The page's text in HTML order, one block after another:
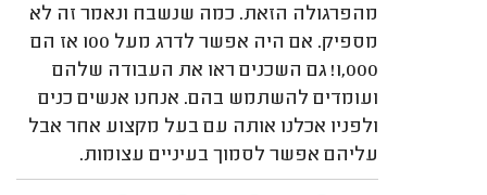
מהפרגולה הזאת. כמה שנשבח ונאמר זה לא
מספיק. אם היה אפשר לדרג מעל 100 אז הם
1,000! גם השכנים ראו את העבודה שלהם
ועומדים להשתמש בהם. אנחנו אנשים כנים
ולפניו אכלנו אותה עם בעל מקצוע אחר אבל
עליהם אפשר לסמוך בעיניים עצומות.